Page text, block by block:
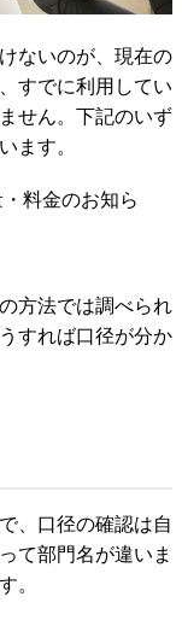
ないのが、現在の
すでに利用してい
せん。下記のいず
ます。
料金のお知ら
方法では調べられ
すれば口径が分か
、口径の確認は自
て部門名が違いま
。